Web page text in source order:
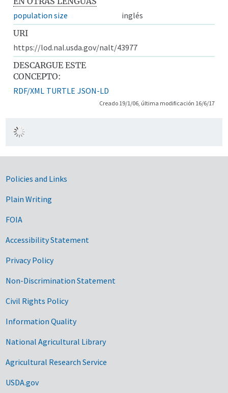
population size
inglés
URI
https://lod.nal.usda.gov/nalt/43977
DESCARGUE ESTE
CONCEPTO:
RDF/XML TURTLE JSON-LD
Creado 19/1/06, última modificación 16/6/17
Government Links
Policies and Links
Plain Writing
FOIA
Accessibility Statement
Privacy Policy
Non-Discrimination Statement
Civil Rights Policy
Information Quality
National Agricultural Library
Agricultural Research Service
USDA.gov